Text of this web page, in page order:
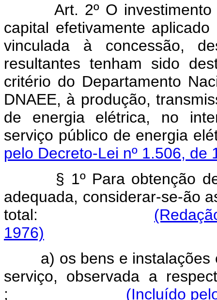
Art. 2º O
capital efetivamente
vinculada à concessão,
resultantes tenham sido
critério do Departamento
DNAEE, à produção,
de energia elétrica, no
serviço público de
pelo Decreto-Lei nº 1.506, de
§ 1º Para obtenção
adequada, considerar-se-ão
total:
1976)
a) os bens e
serviço, observada a
; (Incluído